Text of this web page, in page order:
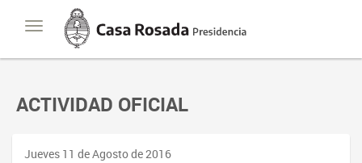
Toggle
navigation
Casa
Rosada
Presidencia
de
ACTIVIDAD OFICIAL
Jueves 11 de Agosto de 2016